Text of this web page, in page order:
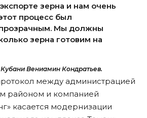
зерна и нам очень
процесс был
Мы должны
зерна готовим на
Кубани Вениамин Кондратьев.
между администрацией
районом и компанией
касается модернизации